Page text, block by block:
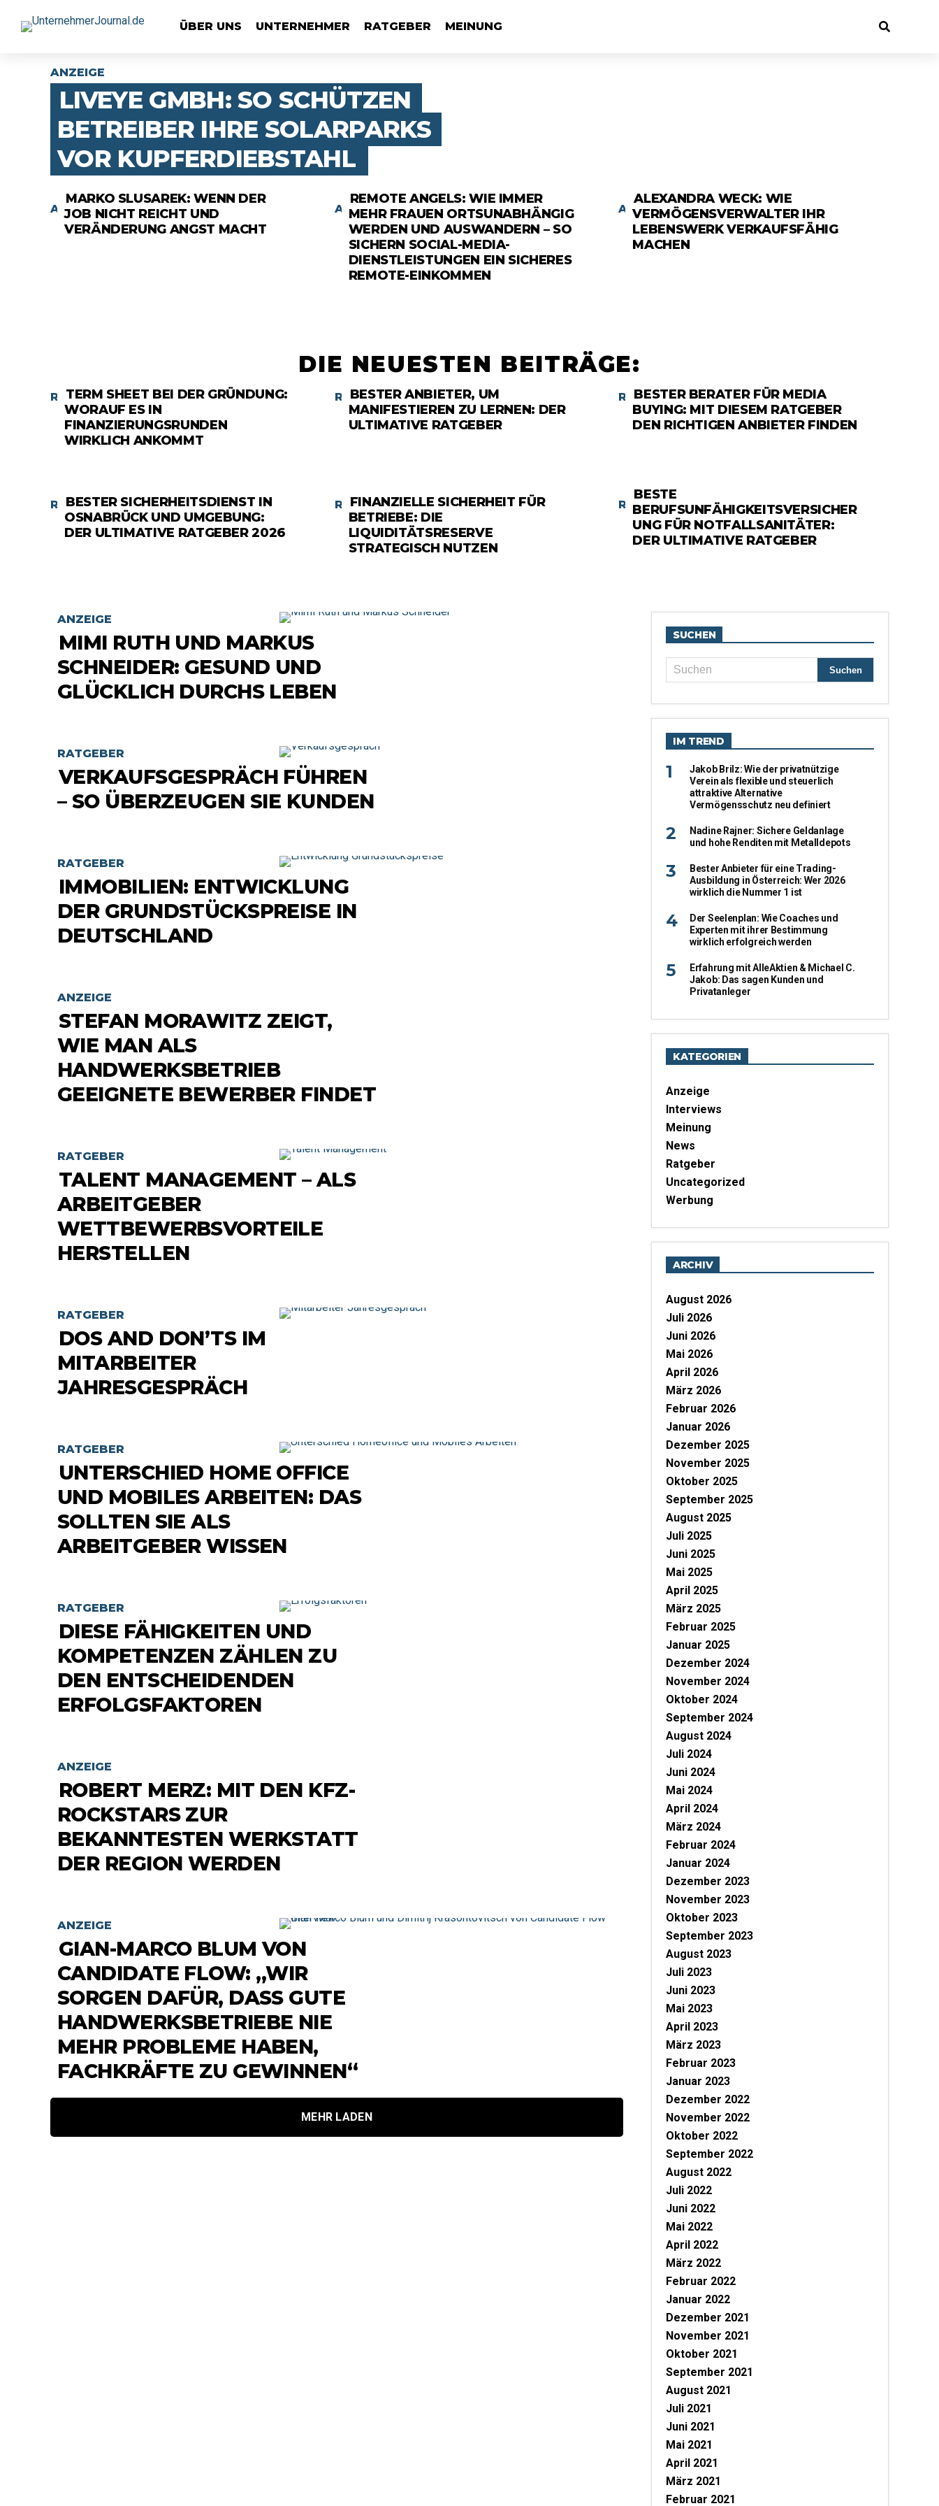
ÜBER UNS UNTERNEHMER RATGEBER MEINUNG
ANZEIGE
LIVEYE GMBH: SO SCHÜTZEN
BETREIBER IHRE SOLARPARKS
VOR KUPFERDIEBSTAHL
ANZEIGE
MARKO SLUSAREK: WENN DER
JOB NICHT REICHT UND
VERÄNDERUNG ANGST MACHT
ANZEIGE
REMOTE ANGELS: WIE IMMER
MEHR FRAUEN ORTSUNABHÄNGIG
WERDEN UND AUSWANDERN – SO
SICHERN SOCIAL-MEDIA-
DIENSTLEISTUNGEN EIN SICHERES
REMOTE-EINKOMMEN
ANZEIGE
ALEXANDRA WECK: WIE
VERMÖGENSVERWALTER IHR
LEBENSWERK VERKAUFSFÄHIG
MACHEN
DIE NEUESTEN BEITRÄGE:
RATGEBER
TERM SHEET BEI DER GRÜNDUNG:
WORAUF ES IN
FINANZIERUNGSRUNDEN
WIRKLICH ANKOMMT
RATGEBER
BESTER ANBIETER, UM
MANIFESTIEREN ZU LERNEN: DER
ULTIMATIVE RATGEBER
RATGEBER
BESTER BERATER FÜR MEDIA
BUYING: MIT DIESEM RATGEBER
DEN RICHTIGEN ANBIETER FINDEN
RATGEBER
BESTER SICHERHEITSDIENST IN
OSNABRÜCK UND UMGEBUNG:
DER ULTIMATIVE RATGEBER 2026
RATGEBER
FINANZIELLE SICHERHEIT FÜR
BETRIEBE: DIE
LIQUIDITÄTSRESERVE
STRATEGISCH NUTZEN
RATGEBER
BESTE
BERUFSUNFÄHIGKEITSVERSICHER
UNG FÜR NOTFALLSANITÄTER:
DER ULTIMATIVE RATGEBER
ANZEIGE
MIMI RUTH UND MARKUS
SCHNEIDER: GESUND UND
GLÜCKLICH DURCHS LEBEN
RATGEBER
VERKAUFSGESPRÄCH FÜHREN
– SO ÜBERZEUGEN SIE KUNDEN
RATGEBER
IMMOBILIEN: ENTWICKLUNG
DER GRUNDSTÜCKSPREISE IN
DEUTSCHLAND
ANZEIGE
STEFAN MORAWITZ ZEIGT,
WIE MAN ALS
HANDWERKSBETRIEB
GEEIGNETE BEWERBER FINDET
RATGEBER
TALENT MANAGEMENT – ALS
ARBEITGEBER
WETTBEWERBSVORTEILE
HERSTELLEN
RATGEBER
DOS AND DON’TS IM
MITARBEITER
JAHRESGESPRÄCH
RATGEBER
UNTERSCHIED HOME OFFICE
UND MOBILES ARBEITEN: DAS
SOLLTEN SIE ALS
ARBEITGEBER WISSEN
RATGEBER
DIESE FÄHIGKEITEN UND
KOMPETENZEN ZÄHLEN ZU
DEN ENTSCHEIDENDEN
ERFOLGSFAKTOREN
ANZEIGE
ROBERT MERZ: MIT DEN KFZ-
ROCKSTARS ZUR
BEKANNTESTEN WERKSTATT
DER REGION WERDEN
ANZEIGE
GIAN-MARCO BLUM VON
CANDIDATE FLOW: „WIR
SORGEN DAFÜR, DASS GUTE
HANDWERKSBETRIEBE NIE
MEHR PROBLEME HABEN,
FACHKRÄFTE ZU GEWINNEN“
MEHR LADEN
SUCHEN
IM TREND
Jakob Brilz: Wie der privatnützige
Verein als flexible und steuerlich
attraktive Alternative
Vermögensschutz neu definiert
Nadine Rajner: Sichere Geldanlage
und hohe Renditen mit Metalldepots
Bester Anbieter für eine Trading-
Ausbildung in Österreich: Wer 2026
wirklich die Nummer 1 ist
Der Seelenplan: Wie Coaches und
Experten mit ihrer Bestimmung
wirklich erfolgreich werden
Erfahrung mit AlleAktien & Michael C.
Jakob: Das sagen Kunden und
Privatanleger
KATEGORIEN
Anzeige
Interviews
Meinung
News
Ratgeber
Uncategorized
Werbung
ARCHIV
August 2026
Juli 2026
Juni 2026
Mai 2026
April 2026
März 2026
Februar 2026
Januar 2026
Dezember 2025
November 2025
Oktober 2025
September 2025
August 2025
Juli 2025
Juni 2025
Mai 2025
April 2025
März 2025
Februar 2025
Januar 2025
Dezember 2024
November 2024
Oktober 2024
September 2024
August 2024
Juli 2024
Juni 2024
Mai 2024
April 2024
März 2024
Februar 2024
Januar 2024
Dezember 2023
November 2023
Oktober 2023
September 2023
August 2023
Juli 2023
Juni 2023
Mai 2023
April 2023
März 2023
Februar 2023
Januar 2023
Dezember 2022
November 2022
Oktober 2022
September 2022
August 2022
Juli 2022
Juni 2022
Mai 2022
April 2022
März 2022
Februar 2022
Januar 2022
Dezember 2021
November 2021
Oktober 2021
September 2021
August 2021
Juli 2021
Juni 2021
Mai 2021
April 2021
März 2021
Februar 2021